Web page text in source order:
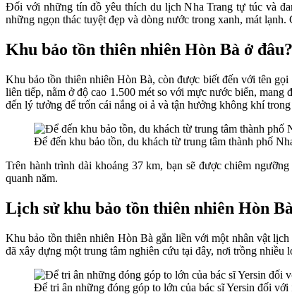
Đối với những tín đồ yêu thích du lịch Nha Trang tự túc và
những ngọn thác tuyệt đẹp và dòng nước trong xanh, mát lạnh.
Khu bảo tồn thiên nhiên Hòn Bà ở đâu?
Khu bảo tồn thiên nhiên Hòn Bà, còn được biết đến với tên
liên tiếp, nằm ở độ cao 1.500 mét so với mực nước biển,
đến lý tưởng để trốn cái nắng oi ả và tận hưởng không khí
Để đến khu bảo tồn, du khách từ trung tâm thành phố
Trên hành trình dài khoảng 37 km, bạn sẽ được chiêm
quanh năm.
Lịch sử khu bảo tồn thiên nhiên Hòn Bà
Khu bảo tồn thiên nhiên Hòn Bà gắn liền với một nhân vật
đã xây dựng một trung tâm nghiên cứu tại đây, nơi trồng
Để tri ân những đóng góp to lớn của bác sĩ Yersin đối